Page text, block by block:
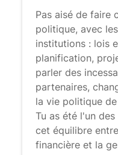
Pas aisé de faire
politique, avec
institutions : lois
planification,
parler des
partenaires,
la vie politique
Tu as été l'un
cet équilibre
financière et la